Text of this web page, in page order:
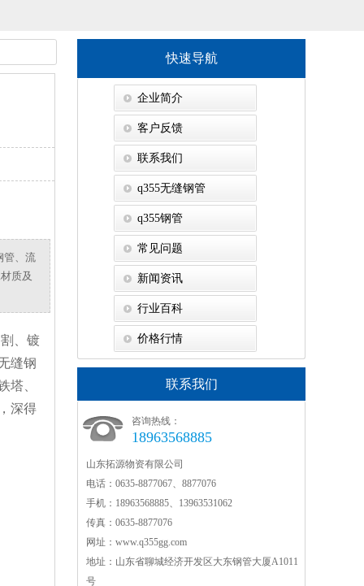
管、流
质及
、镀
缝钢
塔、
深得
快速导航
企业简介
客户反馈
联系我们
q355无缝钢管
q355钢管
常见问题
新闻资讯
行业百科
价格行情
联系我们
咨询热线：
18963568885
山东拓源物资有限公司
电话：0635-8877067、8877076
手机：18963568885、13963531062
传真：0635-8877076
网址：www.q355gg.com
地址：山东省聊城经济开发区大东钢管大厦A1011
号